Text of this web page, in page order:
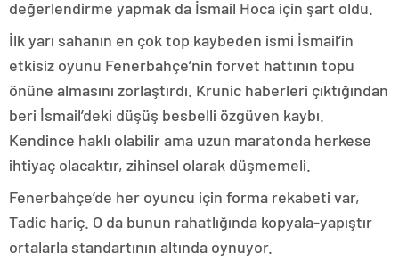
değerlendirme yapmak da İsmail Hoca için şart oldu.
İlk yarı sahanın en çok top kaybeden ismi İsmail’in
etkisiz oyunu Fenerbahçe’nin forvet hattının topu
önüne almasını zorlaştırdı. Krunic haberleri çıktığından
beri İsmail’deki düşüş besbelli özgüven kaybı.
Kendince haklı olabilir ama uzun maratonda herkese
ihtiyaç olacaktır, zihinsel olarak düşmemeli.
Fenerbahçe’de her oyuncu için forma rekabeti var,
Tadic hariç. O da bunun rahatlığında kopyala-yapıştır
ortalarla standartının altında oynuyor.